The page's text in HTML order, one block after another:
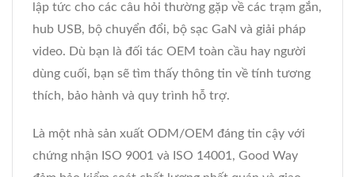
lập tức cho các câu hỏi thường gặp về các trạm gắn,
hub USB, bộ chuyển đổi, bộ sạc GaN và giải pháp
video. Dù bạn là đối tác OEM toàn cầu hay người
dùng cuối, bạn sẽ tìm thấy thông tin về tính tương
thích, bảo hành và quy trình hỗ trợ.
Là một nhà sản xuất ODM/OEM đáng tin cậy với
chứng nhận ISO 9001 và ISO 14001, Good Way